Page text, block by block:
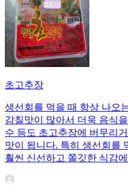
초고추장
생선회를 먹을 때 항상 나오
감칠맛이 많아서 더욱 음식
수 등도 초고추장에 버무리
맛이 됩니다. 특히 생선회를
훨씬 신선하고 쫄깃한 식감